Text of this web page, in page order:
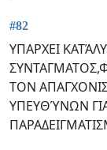
#82
ΥΠΑΡΧΕΙ
ΤΟΝ
ΥΠΕΥΘΎΝΩΝ